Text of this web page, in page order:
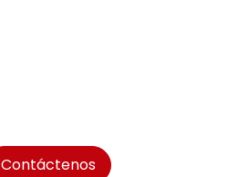
Contáctenos